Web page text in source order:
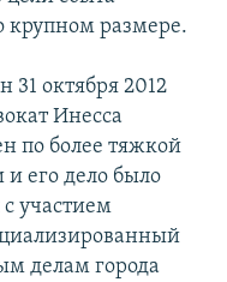
крупном размере.
октября 2012
Инесса
по более тяжкой
его дело было
участием
делам города